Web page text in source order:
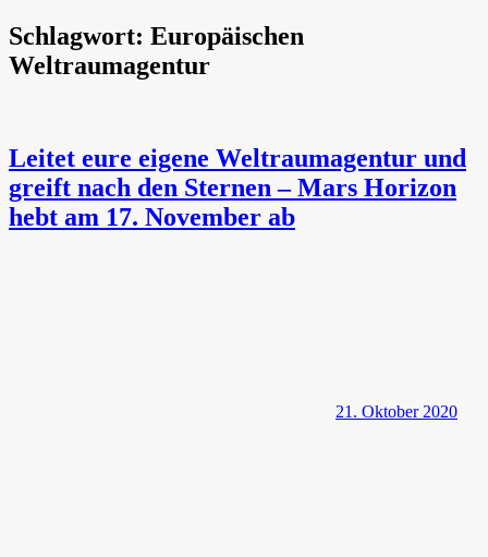
Schlagwort: Europäischen
Weltraumagentur
Leitet eure eigene Weltraumagentur und
greift nach den Sternen – Mars Horizon
hebt am 17. November ab
21. Oktober 2020